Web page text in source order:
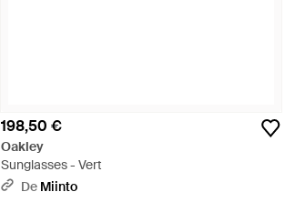
198,50 €
Oakley
Sunglasses - Vert
De Miinto